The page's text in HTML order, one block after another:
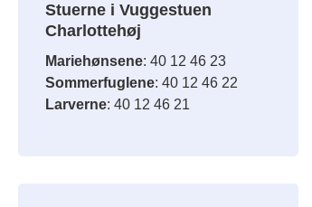
Stuerne i Vuggestuen
Charlottehøj
Mariehønsene: 40 12 46 23
Sommerfuglene: 40 12 46 22
Larverne: 40 12 46 21